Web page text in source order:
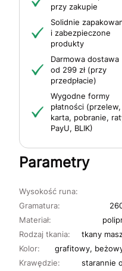
przy zakupie
Solidnie
i zabezpieczone
produkty
Darmowa dostawa
od 299 zł (przy
przedpłacie)
Wygodne formy
płatności (przelew,
karta, pobranie,
PayU, BLIK)
Parametry
Materiał:
Rodzaj tkania:
tkany
Wysokość runa:
Gramatura:
Krawędzie:
starannie
Kolor: grafitowy,